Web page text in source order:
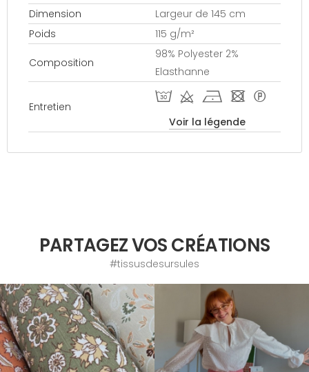
Dimension
Largeur de 145 cm
Poids
115 g/m²
Composition
98% Polyester 2%
Elasthanne
Entretien
T d h - *
Voir la légende
PARTAGEZ VOS CRÉATIONS
#tissusdesursules